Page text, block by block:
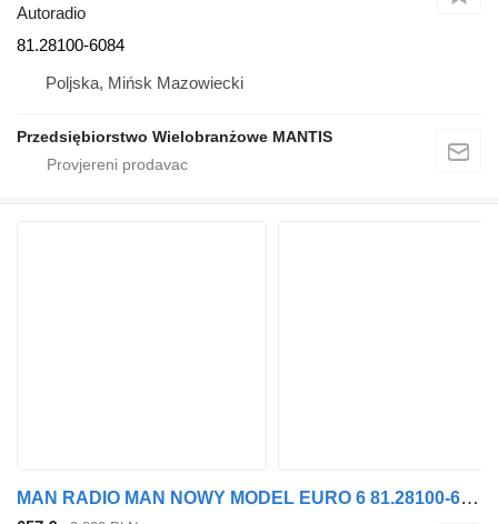
Autoradio
81.28100-6084
Poljska, Mińsk Mazowiecki
Przedsiębiorstwo Wielobranżowe MANTIS
MAN RADIO MAN NOWY MODEL EURO 6 81.28100-6043 81.28100-6043_XA autoradio za tegljača